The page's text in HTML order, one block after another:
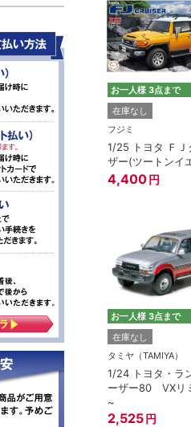
お一人様 3点まで
在庫なし
フジミ
1/25 トヨタ ＦＪ
ザー(ツートンイ
4,400 円
お一人様 3点まで
在庫なし
タミヤ（TAMIYA）
1/24 トヨタ・ラ
ーザー80 VXリ
~
2,525 円